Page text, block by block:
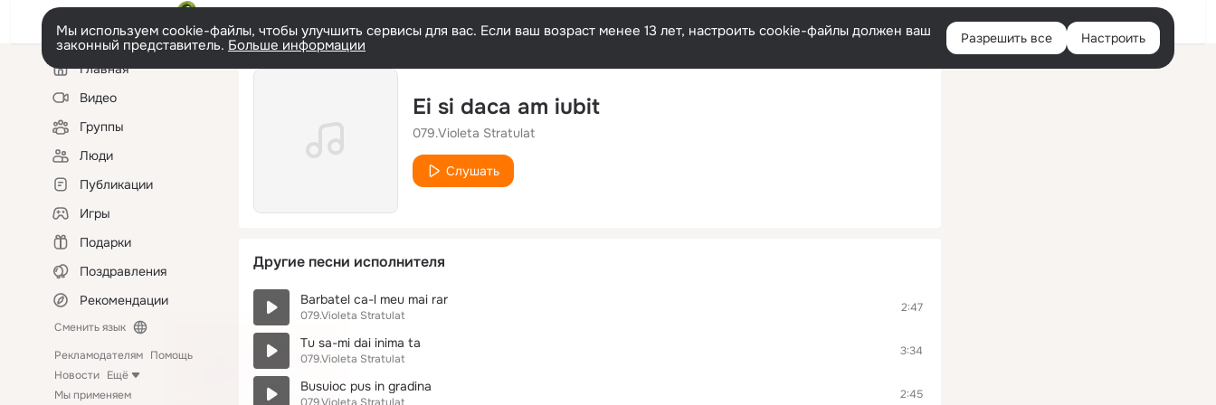
Войти
Мы используем cookie-файлы, чтобы улучшить сервисы для вас. Если ваш возраст менее 13 лет, настроить cookie-файлы должен ваш
законный представитель. Больше информации Разрешить все Настроить
Левая
колонкаГлавная
Видео
Группы
Люди
Публикации
Игры
Подарки
Поздравления
Рекомендации
Сменить язык
Рекламодателям Помощь
Новости Ещё
Мы применяем
Ei si daca am iubit
079.Violeta Stratulat
Слушать
Другие песни исполнителя
Barbatel ca-l meu mai rar
079.Violeta Stratulat
2:47
Tu sa-mi dai inima ta
079.Violeta Stratulat
3:34
Busuioc pus in gradina 2:45